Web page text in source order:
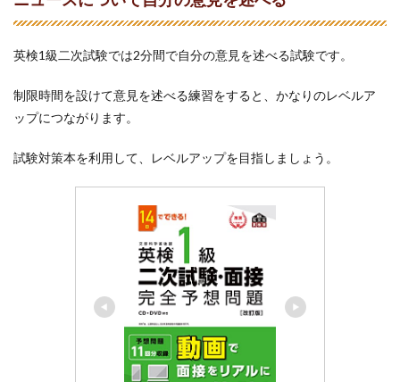
英検1級二次試験では2分間で自分の意見を述べる試験です。
制限時間を設けて意見を述べる練習をすると、かなりのレベルア
ップにつながります。
試験対策本を利用して、レベルアップを目指しましょう。